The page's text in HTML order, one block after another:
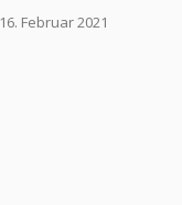
16. Februar 2021